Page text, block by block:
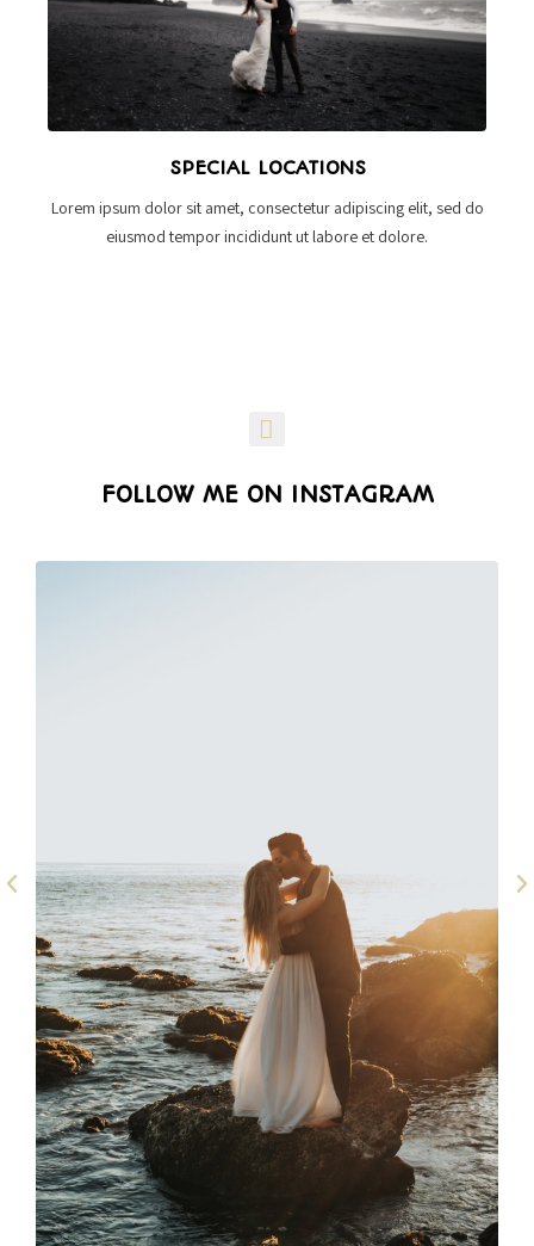
SPECIAL LOCATIONS
Lorem ipsum dolor sit amet, consectetur adipiscing elit, sed do
eiusmod tempor incididunt ut labore et dolore.
FOLLOW ME ON INSTAGRAM